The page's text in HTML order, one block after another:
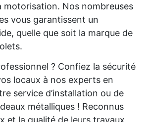
motorisation. Nos nombreuses
vous garantissent un
quelle que soit la marque de
? Confiez la sécurité
locaux à nos experts en
service d’installation ou de
métalliques ! Reconnus
et la qualité de leurs travaux,